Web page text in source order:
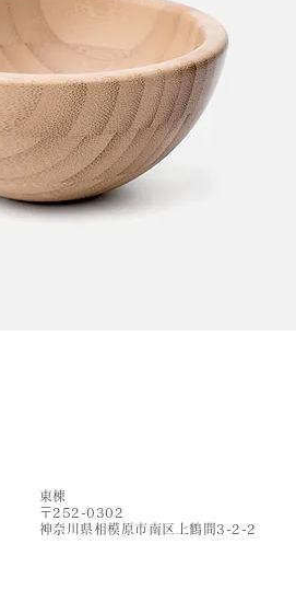
​東棟
〒252-0302
神奈川県相模原市南区上鶴間3-2-2